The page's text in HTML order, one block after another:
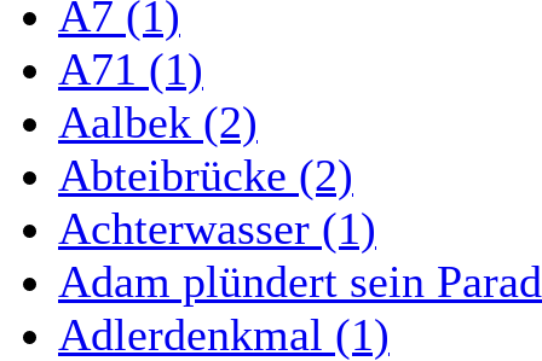
A7 (1)
A71 (1)
Aalbek (2)
Abteibrücke (2)
Achterwasser (1)
Adam plündert sein
Adlerdenkmal (1)